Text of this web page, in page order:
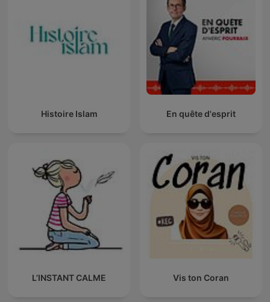
Histoire Islam En quête d'esprit
L’INSTANT CALME Vis ton Coran